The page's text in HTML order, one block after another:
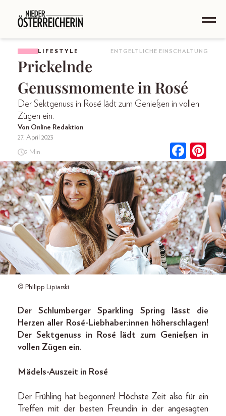
LIFESTYLE ENTGELTLICHE EINSCHALTUNG
Prickelnde
Genussmomente in Rosé
Der Sektgenuss in Rosé lädt zum Genießen in vollen
Zügen ein.
Von Online Redaktion
27. April 2023
2 Min.
© Philipp Lipiarski
Der Schlumberger Sparkling Spring lässt die
Herzen aller Rosé-Liebhaber:innen höherschlagen!
Der Sektgenuss in Rosé lädt zum Genießen in
vollen Zügen ein.
Mädels-Auszeit in Rosé
Der Frühling hat begonnen! Höchste Zeit also für ein
Treffen mit der besten Freundin in der angesagten